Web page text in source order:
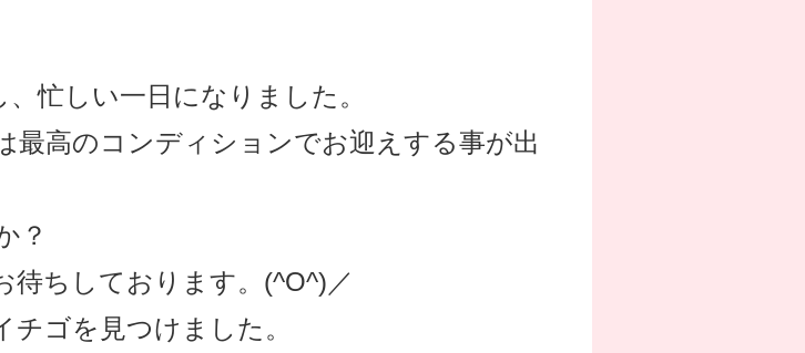
忙しい一日になりました。
最高のコンディションでお迎えする事が出
？
待ちしております。(^O^)／
ゴを見つけました。